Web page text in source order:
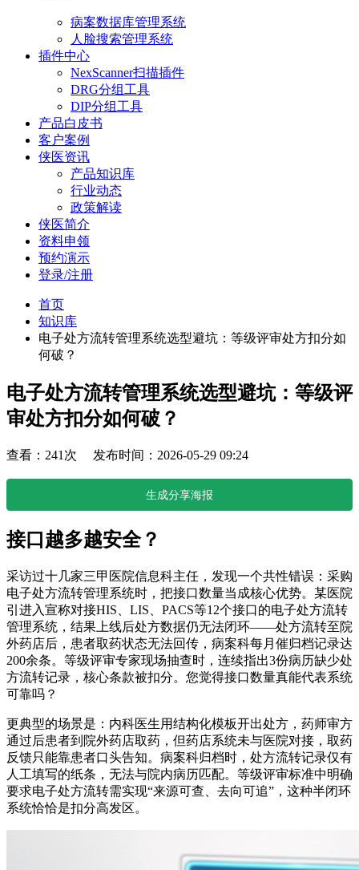
病案数据库管理系统
人脸搜索管理系统
插件中心
NexScanner扫描插件
DRG分组工具
DIP分组工具
产品白皮书
客户案例
侠医资讯
产品知识库
行业动态
政策解读
侠医简介
资料申领
预约演示
登录/注册
首页
知识库
电子处方流转管理系统选型避坑：等级评审处方扣分如
何破？
电子处方流转管理系统选型避坑：等级评
审处方扣分如何破？
查看：241次 发布时间：2026-05-29 09:24
生成分享海报
接口越多越安全？
采访过十几家三甲医院信息科主任，发现一个共性错误：采购
电子处方流转管理系统时，把接口数量当成核心优势。某医院
引进入宣称对接HIS、LIS、PACS等12个接口的电子处方流转
管理系统，结果上线后处方数据仍无法闭环——处方流转至院
外药店后，患者取药状态无法回传，病案科每月催归档记录达
200余条。等级评审专家现场抽查时，连续指出3份病历缺少处
方流转记录，核心条款被扣分。您觉得接口数量真能代表系统
可靠吗？
更典型的场景是：内科医生用结构化模板开出处方，药师审方
通过后患者到院外药店取药，但药店系统未与医院对接，取药
反馈只能靠患者口头告知。病案科归档时，处方流转记录仅有
人工填写的纸条，无法与院内病历匹配。等级评审标准中明确
要求电子处方流转需实现“来源可查、去向可追”，这种半闭环
系统恰恰是扣分高发区。